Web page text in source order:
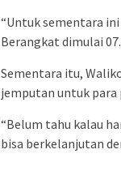
“Untuk sementara
Berangkat dimulai
Sementara itu,
jemputan untuk para
“Belum tahu kalau
bisa berkelanjutan